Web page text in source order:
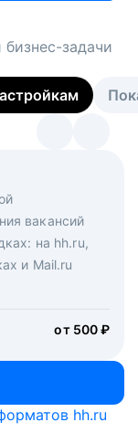
бизнес-задачи
вакансий
на hh.ru,
и Mail.ru
от 500 ₽
странице
возьмутся
менеджеры
hh.ru